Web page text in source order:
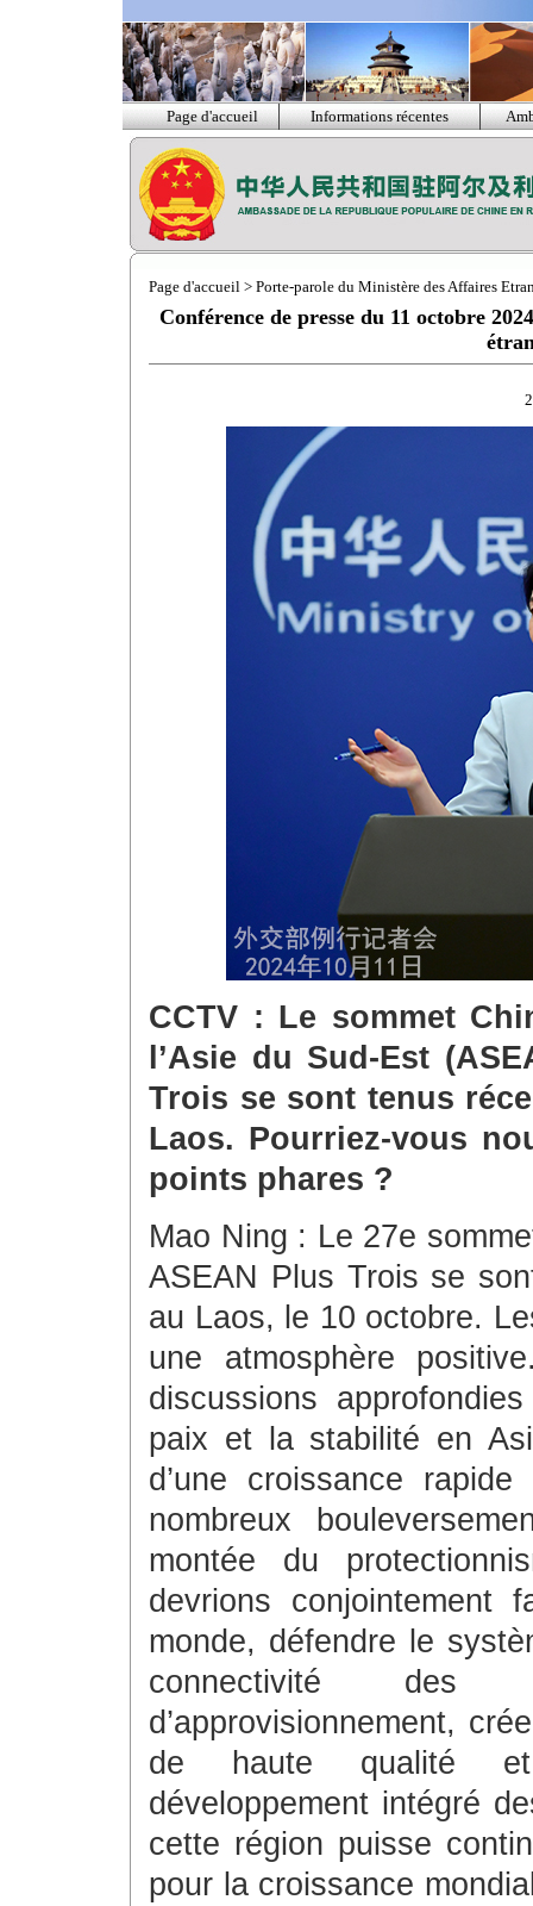
Page d'accueil Informations récentes
Page d'accueil > Porte-parole du Ministère des Affaires
Conférence de presse du 11 octobre
CCTV : Le sommet
l’Asie du Sud-Est
Trois se sont tenus
Laos. Pourriez-vous
points phares ?
Mao Ning : Le 27e
ASEAN Plus Trois se
au Laos, le 10 octobre.
une atmosphère
discussions
paix et la stabilité en
d’une croissance
nombreux
montée du
devrions conjointement
monde, défendre le
connectivité des
d’approvisionnement,
de haute qualité et
développement intégré
cette région puisse
pour la croissance